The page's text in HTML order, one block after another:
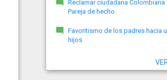
Reclamar ciudadana Colombiana
Pareja de hecho.
Favoritismo de los padres hacia
hijos